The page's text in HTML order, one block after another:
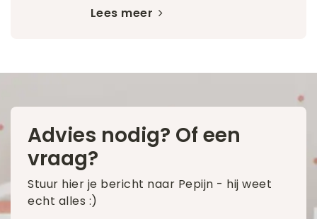
Lees meer
Advies nodig? Of een
vraag?
Stuur hier je bericht naar Pepijn - hij weet
echt alles :)